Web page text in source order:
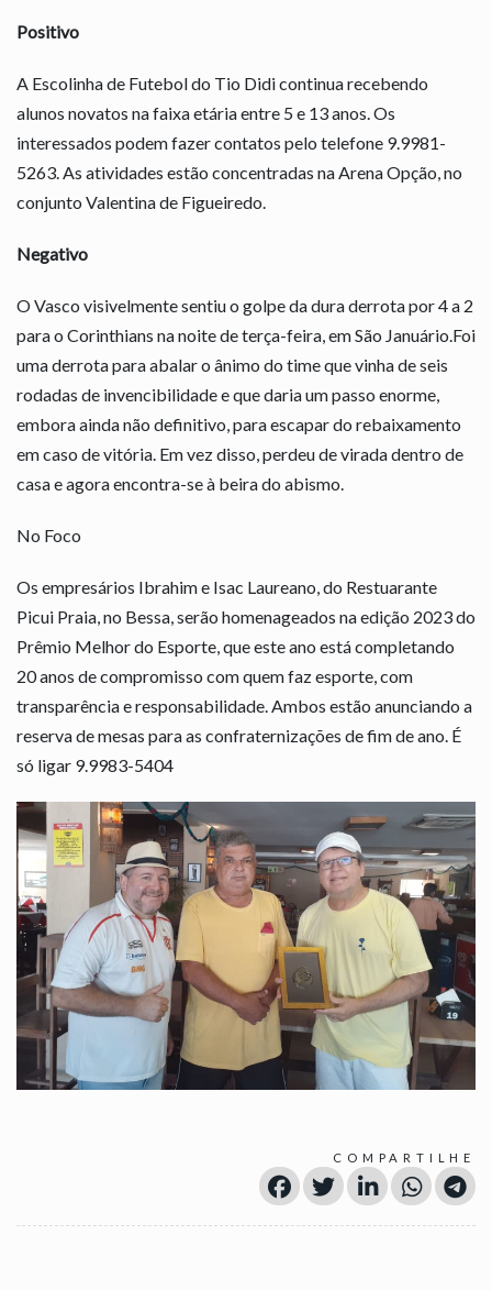
Positivo
A Escolinha de Futebol do Tio Didi continua recebendo
alunos novatos na faixa etária entre 5 e 13 anos. Os
interessados podem fazer contatos pelo telefone 9.9981-
5263. As atividades estão concentradas na Arena Opção, no
conjunto Valentina de Figueiredo.
Negativo
O Vasco visivelmente sentiu o golpe da dura derrota por 4 a 2
para o Corinthians na noite de terça-feira, em São Januário.Foi
uma derrota para abalar o ânimo do time que vinha de seis
rodadas de invencibilidade e que daria um passo enorme,
embora ainda não definitivo, para escapar do rebaixamento
em caso de vitória. Em vez disso, perdeu de virada dentro de
casa e agora encontra-se à beira do abismo.
No Foco
Os empresários Ibrahim e Isac Laureano, do Restuarante
Picui Praia, no Bessa, serão homenageados na edição 2023 do
Prêmio Melhor do Esporte, que este ano está completando
20 anos de compromisso com quem faz esporte, com
transparência e responsabilidade. Ambos estão anunciando a
reserva de mesas para as confraternizações de fim de ano. É
só ligar 9.9983-5404
COMPARTILHE